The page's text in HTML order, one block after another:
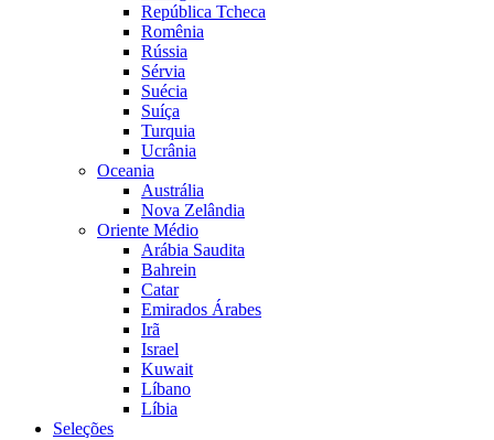
República Tcheca
Romênia
Rússia
Sérvia
Suécia
Suíça
Turquia
Ucrânia
Oceania
Austrália
Nova Zelândia
Oriente Médio
Arábia Saudita
Bahrein
Catar
Emirados Árabes
Irã
Israel
Kuwait
Líbano
Líbia
Seleções